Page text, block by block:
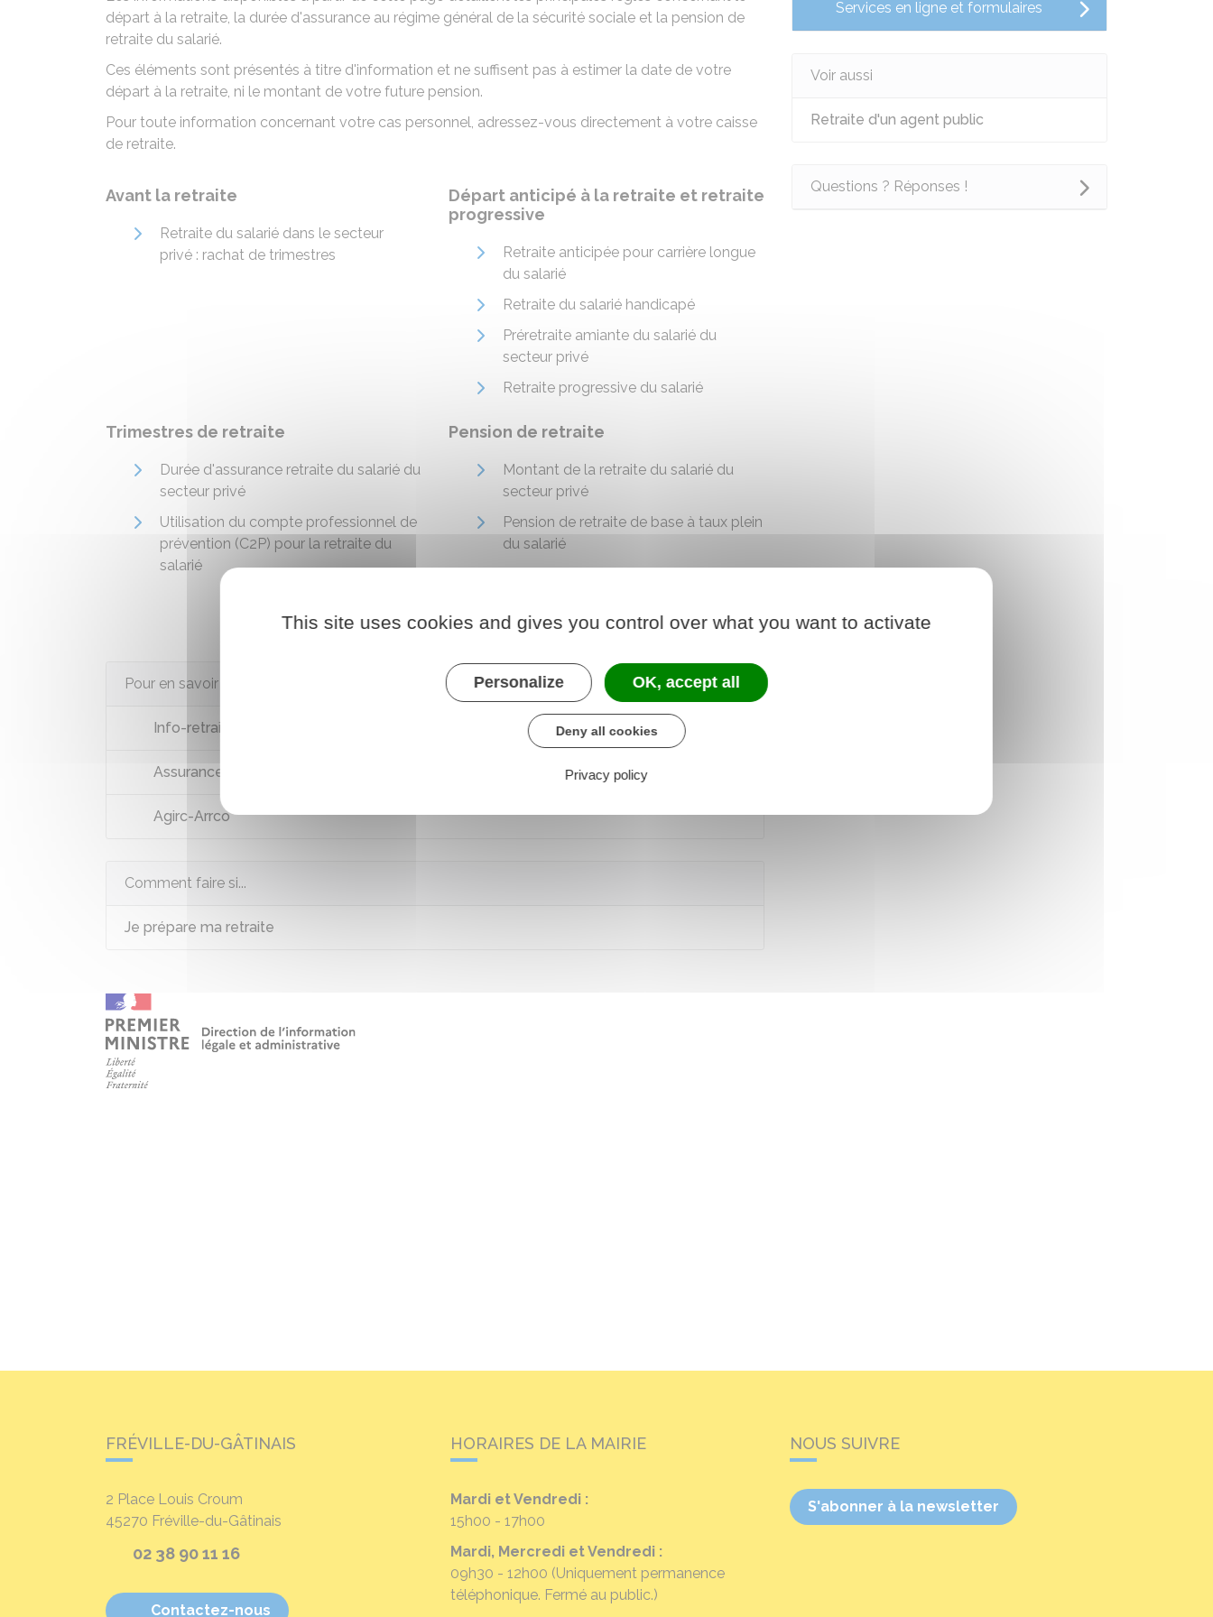
départ à la retraite, la durée d'assurance au régime général de la sécurité sociale et la pension de
retraite du salarié.
Ces éléments sont présentés à titre d'information et ne suffisent pas à estimer la date de votre
départ à la retraite, ni le montant de votre future pension.
Pour toute information concernant votre cas personnel, adressez-vous directement à votre caisse
de retraite.
Avant la retraite
Retraite du salarié dans le secteur
privé : rachat de trimestres
Départ anticipé à la retraite et retraite
progressive
Retraite anticipée pour carrière longue
du salarié
Retraite du salarié handicapé
Préretraite amiante du salarié du
secteur privé
Retraite progressive du salarié
Trimestres de retraite
Durée d'assurance retraite du salarié du
secteur privé
Utilisation du compte professionnel de
prévention (C2P) pour la retraite du
salarié
Pension de retraite
Montant de la retraite du salarié du
secteur privé
Pension de retraite de base à taux plein
du salarié
Agirc-Arrco
Pour en savoir plus
Info-retraite
Assurance Retraite : mes droits, mes démarches, ma retraite
Agirc-Arrco
Comment faire si...
Je prépare ma retraite
Services en ligne et formulaires
Voir aussi
Retraite d'un agent public
Questions ? Réponses !
FRÉVILLE-DU-GÂTINAIS
2 Place Louis Croum
45270 Fréville-du-Gâtinais
02 38 90 11 16
Contactez-nous
HORAIRES DE LA MAIRIE
Mardi et Vendredi :
15h00 - 17h00
Mardi, Mercredi et Vendredi :
09h30 - 12h00 (Uniquement permanence
téléphonique. Fermé au public.)
NOUS SUIVRE
S'abonner à la newsletter
This site uses cookies and gives you control over what you want to activate
Personalize OK, accept all
Deny all cookies
Privacy policy